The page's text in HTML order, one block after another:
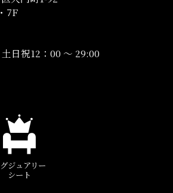
7F
日祝12：00 ～ 29:00
ジュアリー
シート